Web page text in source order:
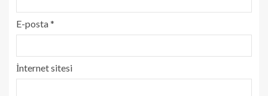
E-posta*
İnternet sitesi